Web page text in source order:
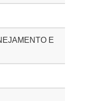
E